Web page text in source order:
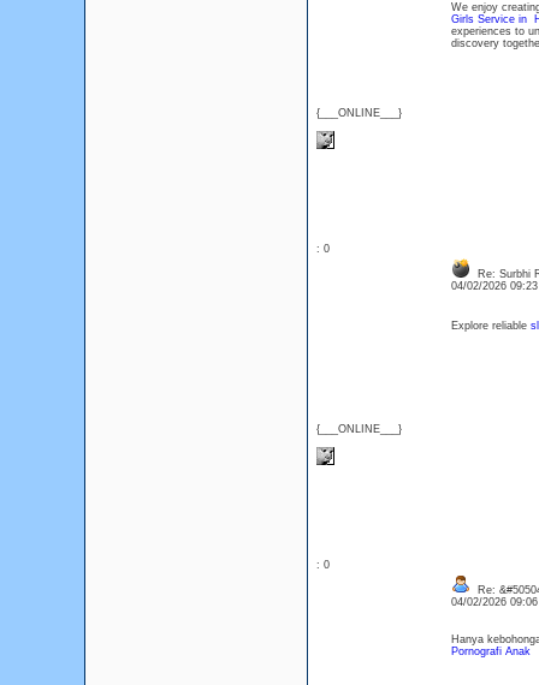
{___ONLINE___}
We enjoy
Girls Service in
experiences to
discovery
: 0
{___ONLINE___}
Re: Surbhi
04/02/2026
Explore reliable
: 0
Re:
04/02/2026
Hanya
Pornografi Anak